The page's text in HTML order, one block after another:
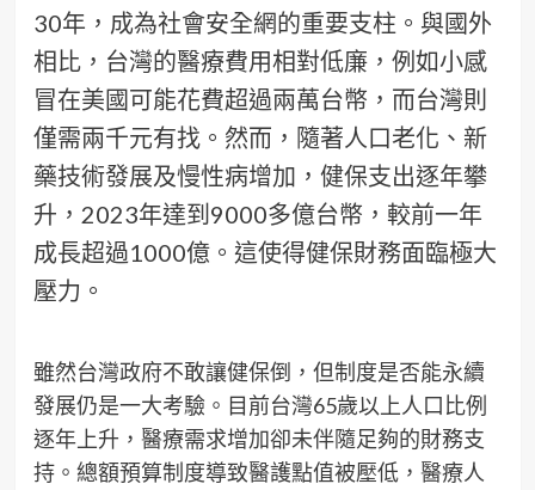
30年，成為社會安全網的重要支柱。與國外
相比，台灣的醫療費用相對低廉，例如小感
冒在美國可能花費超過兩萬台幣，而台灣則
僅需兩千元有找。然而，隨著人口老化、新
藥技術發展及慢性病增加，健保支出逐年攀
升，2023年達到9000多億台幣，較前一年
成長超過1000億。這使得健保財務面臨極大
壓力。
雖然台灣政府不敢讓健保倒，但制度是否能永續
發展仍是一大考驗。目前台灣65歲以上人口比例
逐年上升，醫療需求增加卻未伴隨足夠的財務支
持。總額預算制度導致醫護點值被壓低，醫療人